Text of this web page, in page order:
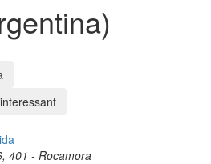
401 - Rocamora